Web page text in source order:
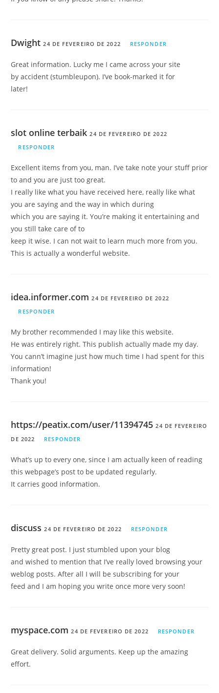
Dwight 24 DE FEVEREIRO DE 2022 RESPONDER
Great information. Lucky me I came across your site
by accident (stumbleupon). I’ve book-marked it for
later!
slot online terbaik 24 DE FEVEREIRO DE 2022
RESPONDER
Excellent items from you, man. I’ve take note your stuff prior
to and you are just too great.
I really like what you have received here, really like what
you are saying and the way in which during
which you are saying it. You’re making it entertaining and
you still take care of to
keep it wise. I can not wait to learn much more from you.
This is actually a wonderful website.
idea.informer.com 24 DE FEVEREIRO DE 2022
RESPONDER
My brother recommended I may like this website.
He was entirely right. This publish actually made my day.
You cann’t imagine just how much time I had spent for this
information!
Thank you!
https://peatix.com/user/11394745 24 DE FEVEREIRO
DE 2022
RESPONDER
What’s up to every one, since I am actually keen of reading
this webpage’s post to be updated regularly.
It carries good information.
discuss 24 DE FEVEREIRO DE 2022 RESPONDER
Pretty great post. I just stumbled upon your blog
and wished to mention that I’ve really loved browsing your
weblog posts. After all I will be subscribing for your
feed and I am hoping you write once more very soon!
myspace.com 24 DE FEVEREIRO DE 2022 RESPONDER
Great delivery. Solid arguments. Keep up the amazing
effort.